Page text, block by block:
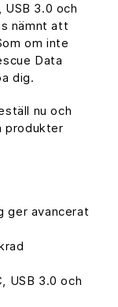
3.0 och
nämnt att
om inte
Data
dig.
nu och
produkter
ger avancerat
USB 3.0 och